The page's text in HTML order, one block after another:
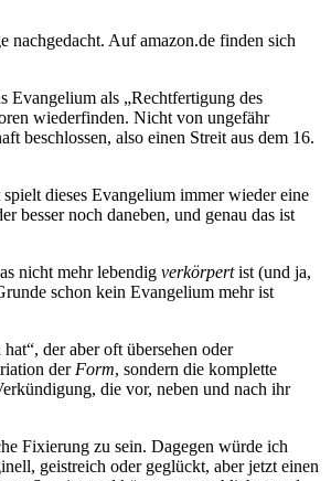
nachgedacht. Auf amazon.de finden sich
Evangelium als „Rechtfertigung des
wiederfinden. Nicht von ungefähr
beschlossen, also einen Streit aus dem 16.
dieses Evangelium immer wieder eine
besser noch daneben, und genau das ist
nicht mehr lebendig verkörpertist (und ja,
schon kein Evangelium mehr ist
der aber oft übersehen oder
der Form, sondern die komplette
die vor, neben und nach ihr
Fixierung zu sein. Dagegen würde ich
geistreich oder geglückt, aber jetzt einen